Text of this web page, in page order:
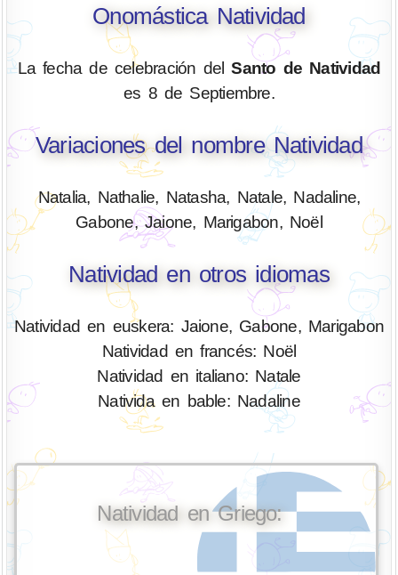
Onomástica Natividad
La fecha de celebración delSanto de Natividad
es 8 de Septiembre.
Variaciones del nombre Natividad
Natalia, Nathalie, Natasha, Natale, Nadaline,
Gabone, Jaione, Marigabon, Noël
Natividad en otros idiomas
Natividad en euskera: Jaione, Gabone, Marigabon
Natividad en francés: Noël
Natividad en italiano: Natale
Nativida en bable: Nadaline
Natividad en Griego: